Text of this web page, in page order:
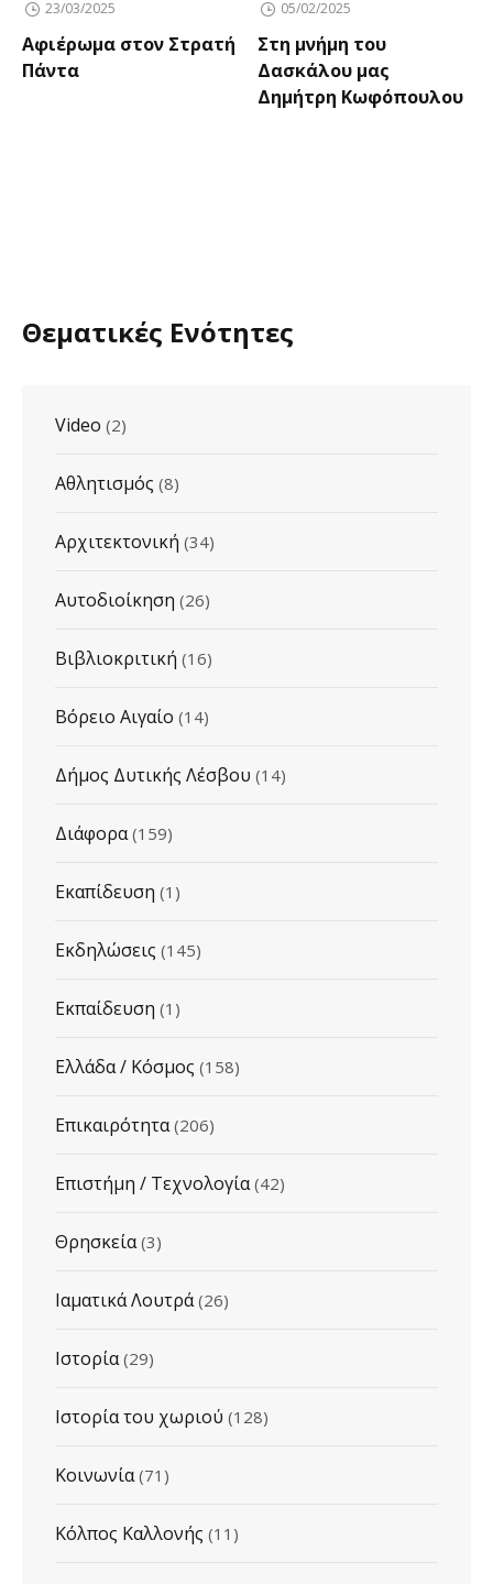
23/03/2025
Αφιέρωμα στον Στρατή
Πάντα
05/02/2025
Στη μνήμη του
Δασκάλου μας
Δημήτρη Κωφόπουλου
Θεματικές Ενότητες
Video (2)
Αθλητισμός (8)
Αρχιτεκτονική (34)
Αυτοδιοίκηση (26)
Βιβλιοκριτική (16)
Βόρειο Αιγαίο (14)
Δήμος Δυτικής Λέσβου (14)
Διάφορα(159)
Εκαπίδευση (1)
Εκδηλώσεις (145)
Εκπαίδευση (1)
Ελλάδα / Κόσμος (158)
Επικαιρότητα(206)
Επιστήμη / Τεχνολογία(42)
Θρησκεία(3)
Ιαματικά Λουτρά(26)
Ιστορία(29)
Ιστορία του χωριού (128)
Κοινωνία(71)
Κόλπος Καλλονής (11)